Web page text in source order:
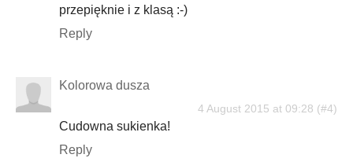
przepięknie i z klasą :-)
Reply
Kolorowa dusza
4 August 2015 at 09:28
Cudowna sukienka!
Reply